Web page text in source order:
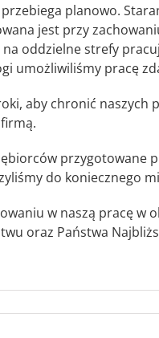
planowo.
jest przy
na oddzielne strefy
umożliwiliśmy pracę
aby chronić naszych
przygotowane
do koniecznego
w naszą pracę w
oraz Państwa